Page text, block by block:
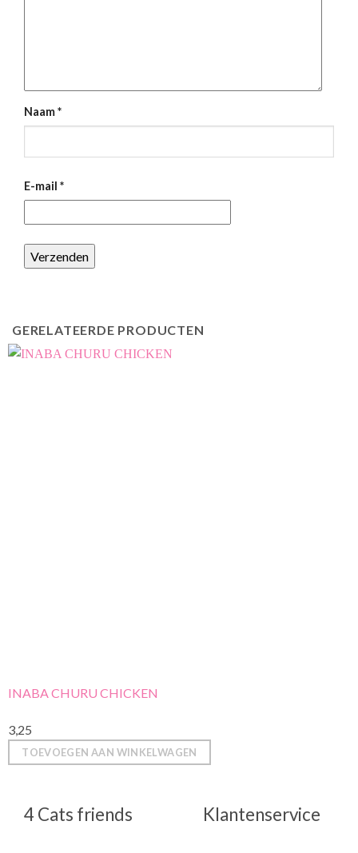
Naam*
E-mail *
GERELATEERDE PRODUCTEN
INABA CHURU CHICKEN
3,25
TOEVOEGEN AAN WINKELWAGEN
4 Cats friends Klantenservice